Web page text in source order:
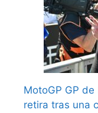
MotoGP GP
retira tras una